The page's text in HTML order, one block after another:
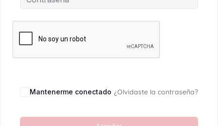
Mantenerme conectado ¿Olvidaste la contraseña?